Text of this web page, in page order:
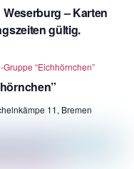
– Karten
gültig.
“Eichhörnchen”
11, Bremen